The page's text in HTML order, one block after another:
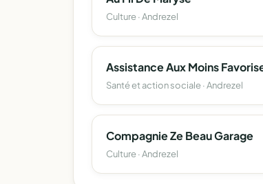
Culture · Andrezel
Assistance Aux Moins
Santé et action sociale · Andrezel
Compagnie Ze Beau Garage
Culture · Andrezel